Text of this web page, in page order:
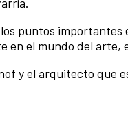
puntos
en el mundo del arte,
y el arquitecto que